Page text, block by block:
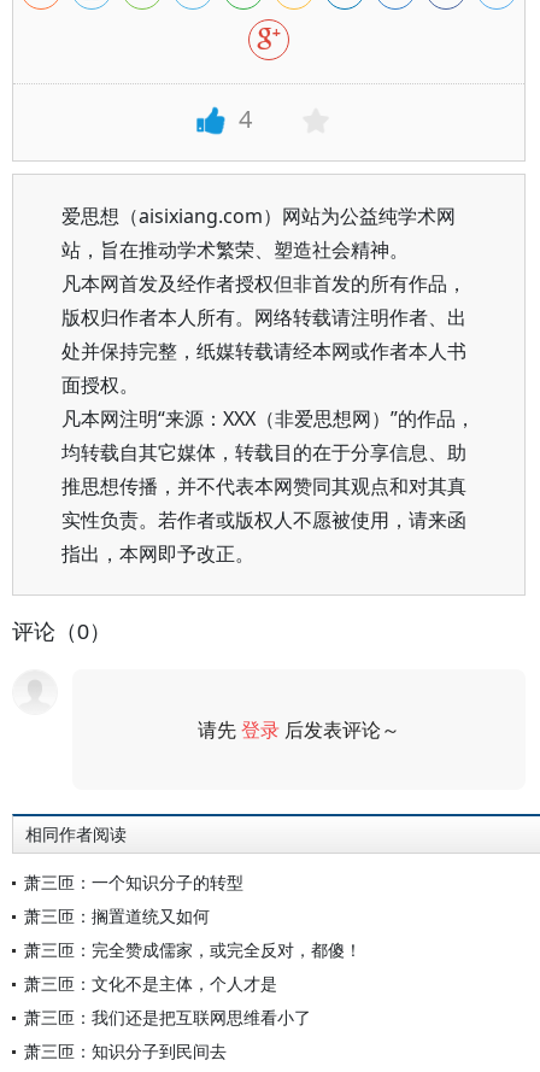
4
爱思想（aisixiang.com）网站为公益纯学术网
站，旨在推动学术繁荣、塑造社会精神。
凡本网首发及经作者授权但非首发的所有作品，
版权归作者本人所有。网络转载请注明作者、出
处并保持完整，纸媒转载请经本网或作者本人书
面授权。
凡本网注明“来源：XXX（非爱思想网）”的作品，
均转载自其它媒体，转载目的在于分享信息、助
推思想传播，并不代表本网赞同其观点和对其真
实性负责。若作者或版权人不愿被使用，请来函
指出，本网即予改正。
评论（0）
请先登录 后发表评论～
相同作者阅读
萧三匝：一个知识分子的转型
萧三匝：搁置道统又如何
萧三匝：完全赞成儒家，或完全反对，都傻！
萧三匝：文化不是主体，个人才是
萧三匝：我们还是把互联网思维看小了
萧三匝：知识分子到民间去